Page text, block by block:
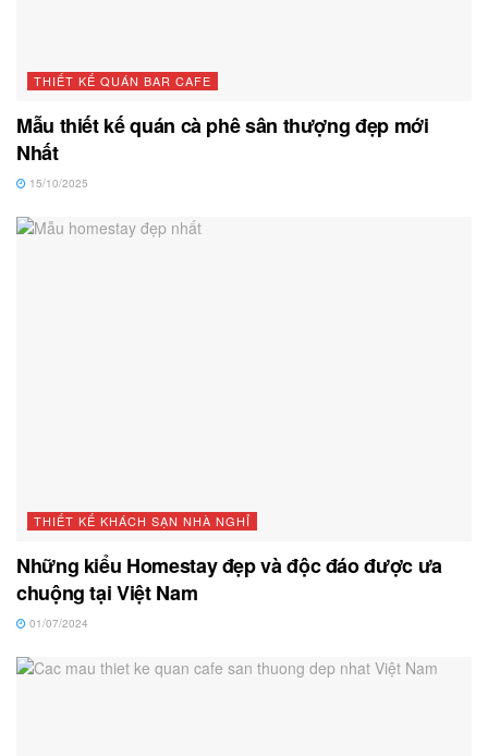
THIẾT KẾ QUÁN BAR CAFE
Mẫu thiết kế quán cà phê sân thượng đẹp mới
Nhất
15/10/2025
THIẾT KẾ KHÁCH SẠN NHÀ NGHỈ
Những kiểu Homestay đẹp và độc đáo được ưa
chuộng tại Việt Nam
01/07/2024